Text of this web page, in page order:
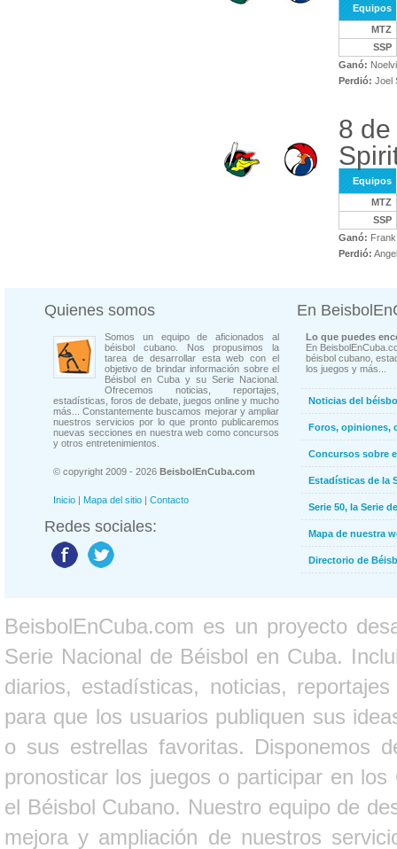
Equipos
MTZ
SSP
Ganó:
Perdió: Joel
8
Equipos
MTZ
SSP
Ganó:
Perdió:
Quienes somos
Somos un equipo de aficionados al
béisbol cubano. Nos propusimos la
tarea de desarrollar esta web con el
objetivo de brindar información sobre el
Béisbol en Cuba y su Serie Nacional.
Ofrecemos noticias, reportajes,
estadísticas, foros de debate, juegos online y mucho
más... Constantemente buscamos mejorar y ampliar
nuestros servicios por lo que pronto publicaremos
nuevas secciones en nuestra web como concursos
y otros entretenimientos.
© copyright 2009 - 2026 BeisbolEnCuba.com
Inicio | Mapa del sitio | Contacto
Redes sociales:
En
Lo que puedes
En
béisbol cubano,
los juegos y más...
Noticias del
Foros, opiniones,
Concursos sobre
Estadísticas de la
Serie 50, la Serie
Mapa de nuestra
Directorio de
BeisbolEnCuba.com es un proyecto
Serie Nacional de Béisbol en Cuba.
diarios, estadísticas, noticias,
para que los usuarios publiquen sus
o sus estrellas favoritas. Disponemos
pronosticar los juegos o participar en
el Béisbol Cubano. Nuestro equipo de
mejora y ampliación de nuestros